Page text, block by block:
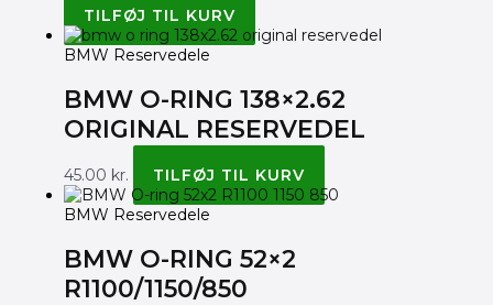
TILFØJ TIL KURV
BMW Reservedele
BMW O-RING 138×2.62
ORIGINAL RESERVEDEL
45.00 kr.
TILFØJ TIL KURV
BMW Reservedele
BMW O-RING 52×2
R1100/1150/850